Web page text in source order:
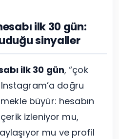
Al
ilk 30 gün:
sinyaller
ilk 30 gün, “çok
doğru
büyür: hesabın
izleniyor mu,
mu ve profil